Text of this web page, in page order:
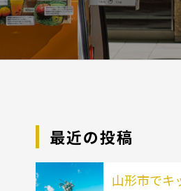
最近の投稿
山形市でキ